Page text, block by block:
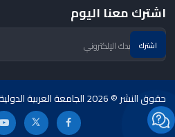
اشترك معنا اليوم
حقوق النشر © 2026 الجامعة العربية الدولية (AIU). جميع الحقوق محفوظة.